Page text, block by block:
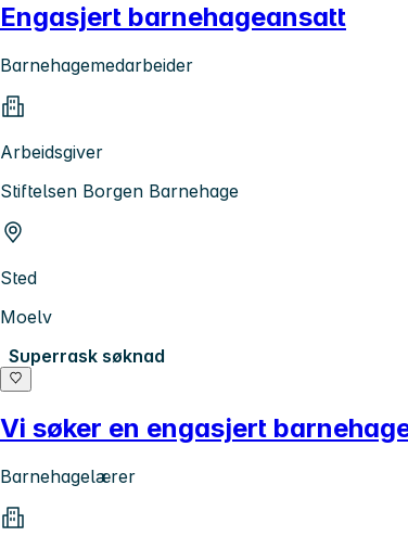
Engasjert barnehageansatt
Barnehagemedarbeider
Arbeidsgiver
Stiftelsen Borgen Barnehage
Sted
Moelv
Superrask søknad
Vi søker en engasjert
Barnehagelærer